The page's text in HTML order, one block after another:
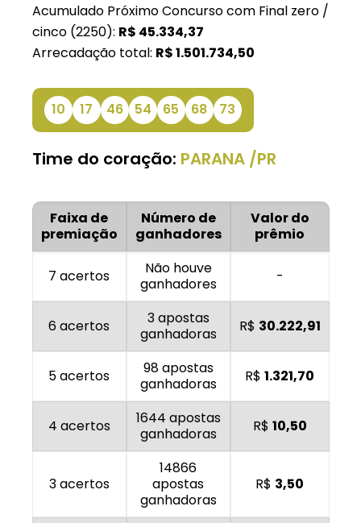
Acumulado Próximo Concurso com Final zero /
cinco (2250): R$ 45.334,37
Arrecadação total: R$1.501.734,50
10 17 46 54 65 68 73
Time do coração: PARANA /PR
Faixa de
premiação
Número de
ganhadores
Valor do
prêmio
7 acertos
Não houve
ganhadores
-
6 acertos
3 apostas
ganhadoras
R$ 30.222,91
5 acertos
98 apostas
ganhadoras
R$ 1.321,70
4 acertos
1644 apostas
ganhadoras
R$ 10,50
3 acertos
14866
apostas
ganhadoras
R$ 3,50